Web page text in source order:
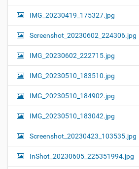
IMG_20230419_175327.jpg
Screenshot_20230602_224306.jpg
IMG_20230602_222715.jpg
IMG_20230510_183510.jpg
IMG_20230510_184902.jpg
IMG_20230510_183042.jpg
Screenshot_20230423_103535.jpg
InShot_20230605_225351994.jpg